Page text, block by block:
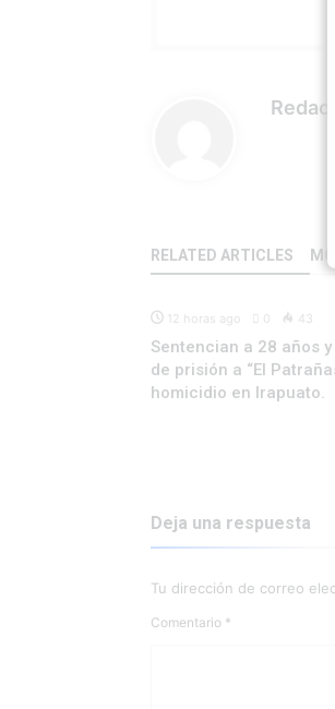
RELATED ARTICLES
12 horas ago 0 43
Sentencian a 28 años
de prisión a “El
homicidio en Irapuato.
Deja una respuesta
Tu dirección de correo
Comentario *